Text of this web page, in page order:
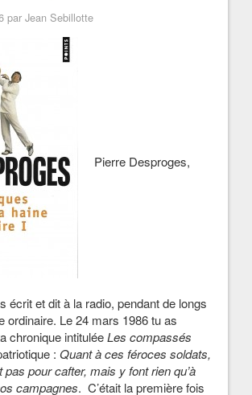
par Jean Sebillotte
Pierre Desproges,
écrit et dit à la radio, pendant de longs
ordinaire. Le 24 mars 1986 tu as
chronique intituléeLes compassés
: Quant à ces féroces soldats,
pas pour cafter, mais y font rien qu’à
campagnes. C’était la première fois